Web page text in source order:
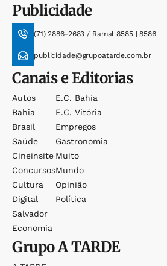
Publicidade
(71) 2886-2683 / Ramal 8585 | 8586
publicidade@grupoatarde.com.br
Canais e Editorias
Autos
Bahia
Brasil
Saúde
Cineinsite
Concursos
Cultura
Digital
Salvador
Economia
E.c. Bahia
E.c. Vitória
Empregos
Gastronomia
Muito
Mundo
Opinião
Política
GrupoA TARDE